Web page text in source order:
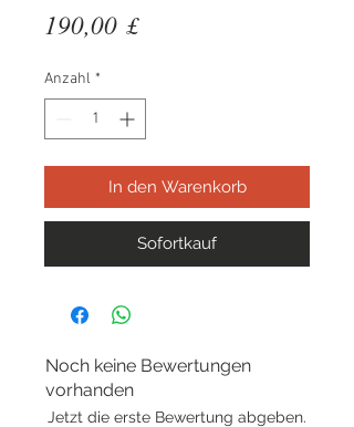
190,00 £Preis
Anzahl *
In den Warenkorb
Sofortkauf
Noch keine Bewertungen
vorhanden
Jetzt die erste Bewertung abgeben.